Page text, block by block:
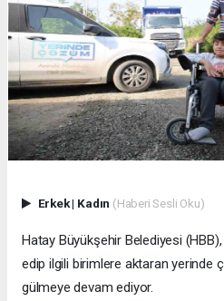
Erkek| Kadın (Haberi Sesli Oku)
Hatay Büyükşehir Belediyesi
edip ilgili birimlere aktaran yerinde
gülmeye devam ediyor.